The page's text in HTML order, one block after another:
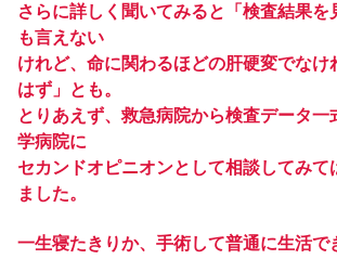
さらに詳しく聞いてみると「検査結果を
も言えない
けれど、命に関わるほどの肝硬変でなけ
はず」とも。
とりあえず、救急病院から検査データ一
学病院に
セカンドオピニオンとして相談してみて
ました。
一生寝たきりか、手術して普通に生活で